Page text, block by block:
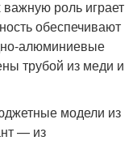
роль играет
обеспечивают
алюминиевые
трубой из меди и
модели из
— из